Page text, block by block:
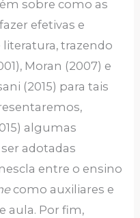
sobre como as
efetivas e
literatura, trazendo
Moran (2007) e
(2015) para tais
algumas
adotadas
entre o ensino
como auxiliares e
aula. Por fim,